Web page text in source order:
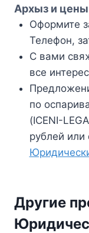
Архыз и
Оформите
Телефон,
С вами
все
по
(ICENI-
рублей или
Другие